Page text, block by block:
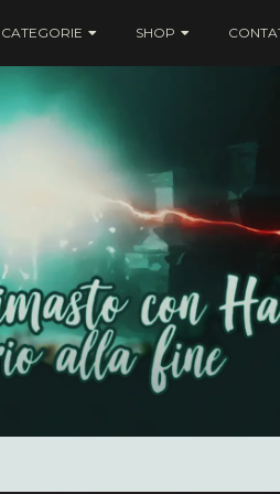
CATEGORIE SHOP
Harry